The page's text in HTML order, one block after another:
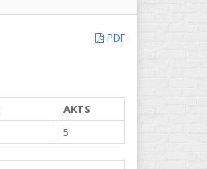
PDF
AKTS
5